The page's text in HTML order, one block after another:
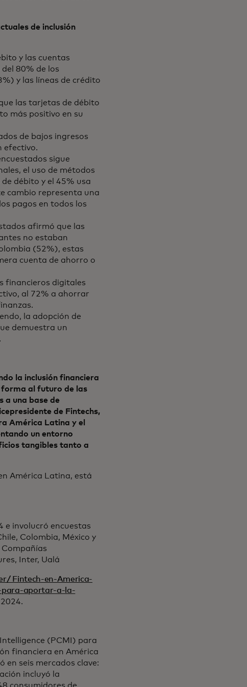
de inclusión
y las cuentas
80% de los
y las líneas de crédito
las tarjetas de débito
más positivo en su
de bajos ingresos
efectivo.
sigue
el uso de métodos
débito y el 45% usa
cambio representa una
pagos en todos los
afirmó que las
no estaban
(52%), estas
cuenta de ahorro o
financieros digitales
al 72% a ahorrar
la adopción de
demuestra un
la inclusión financiera
forma al futuro de las
a una base de
de Fintechs,
América Latina y el
un entorno
tangibles tanto a
América Latina, está
e involucró encuestas
Colombia, México y
Inter, Ualá
Fintech-en-America-
para-aportar-a-la-
(PCMI) para
financiera en América
en seis mercados clave:
incluyó la